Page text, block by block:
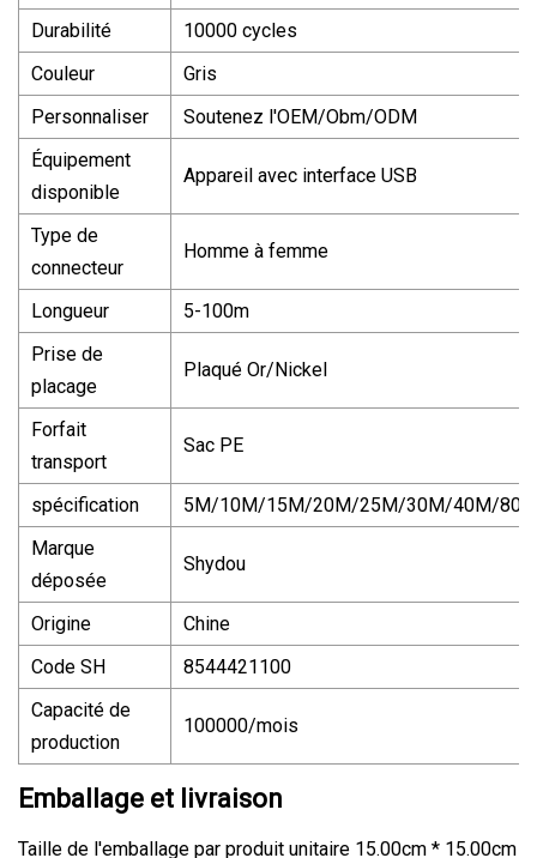
Durabilité
10000 cycles
Couleur
Gris
Personnaliser
Soutenez l'OEM/Obm/ODM
Équipement
disponible
Appareil avec interface USB
Type de
connecteur
Homme à femme
Longueur
5-100m
Prise de
placage
Plaqué Or/Nickel
Forfait
transport
Sac PE
spécification
5M/10M/15M/20M/25M/30M/40M/80M
Marque
déposée
Shydou
Origine
Chine
Code SH
8544421100
Capacité de
production
100000/mois
Emballage et livraison
Taille de l'emballage par produit unitaire 15.00cm * 15.00cm